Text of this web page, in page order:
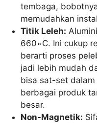
tembaga,
memudahkan
Titik Leleh:
660∘ C. Ini cukup
berarti proses
jadi lebih mudah
bisa sat-set
berbagai produk
besar.
Non-Magnetik: